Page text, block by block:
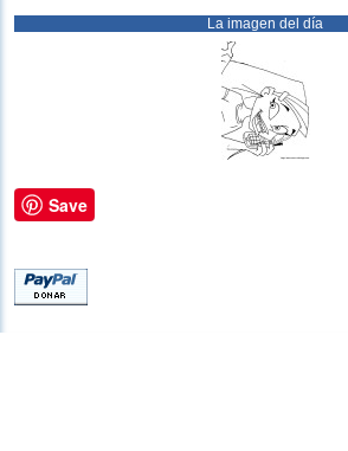
La imagen del día
Save